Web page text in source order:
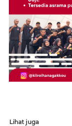
Lihat juga